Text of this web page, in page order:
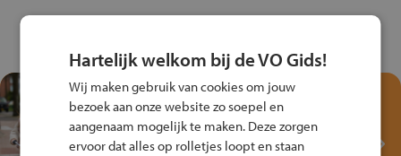
Test je kennis met het
Fiets Veilig
Verkeersspel!
Hartelijk welkom bij de VO Gids!
Wij maken gebruik van cookies om jouw
bezoek aan onze website zo soepel en
aangenaam mogelijk te maken. Deze zorgen
ervoor dat alles op rolletjes loopt en staan